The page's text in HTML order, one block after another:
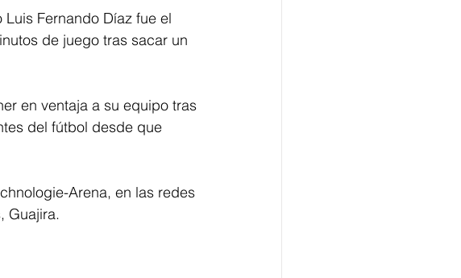
Fernando Díaz fue el
de juego tras sacar un
en ventaja a su equipo tras
del fútbol desde que
Arena, en las redes
Guajira.